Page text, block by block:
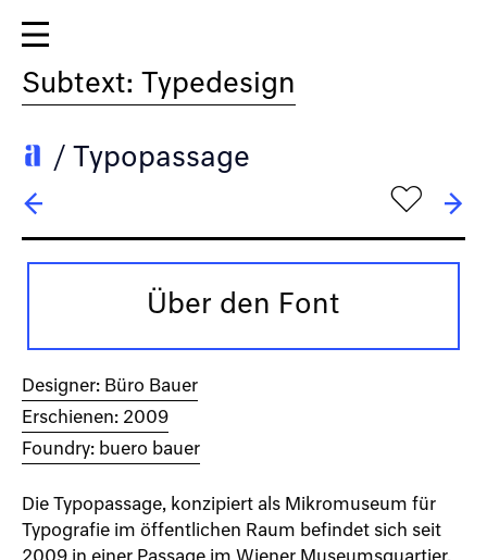
Subtext: Typedesign
/ Typopassage
→ Undo Sans
h
Über den Font
Designer: Büro Bauer
Erschienen: 2009
Foundry: buero bauer
Die Typopassage, konzipiert als Mikromuseum für
Typografie im öffentlichen Raum befindet sich seit